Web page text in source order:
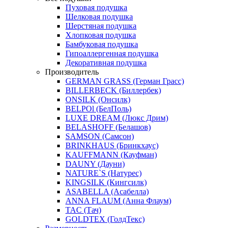
Пуховая подушка
Шелковая подушка
Шерстяная подушка
Хлопковая подушка
Бамбуковая подушка
Гипоаллергенная подушка
Декоративная подушка
Производитель
GERMAN GRASS (Герман Грасс)
BILLERBECK (Биллербек)
ONSILK (Онсилк)
BELPOl (БелПоль)
LUXE DREAM (Люкс Дрим)
BELASHOFF (Белашов)
SAMSON (Самсон)
BRINKHAUS (Бринкхаус)
KAUFFMANN (Кауфман)
DAUNY (Дауни)
NATURE`S (Натурес)
KINGSILK (Кингсилк)
ASABELLA (Асабелла)
ANNA FLAUM (Анна Флаум)
TAC (Тач)
GOLDTEX (ГолдТекс)